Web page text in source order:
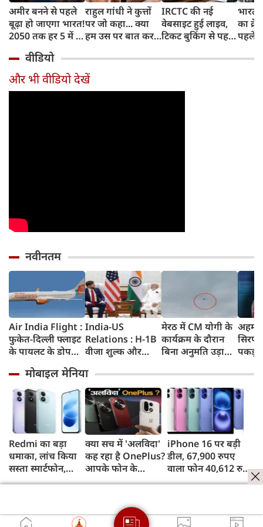
अमीर बनने से पहले
बूढ़ा हो जाएगा भारत!
2050 तक हर 5 में 1
साल से ज्यादा उम्र का
राहुल गांधी ने कुत्तों
पर जो कहा... क्या
हम उस पर बात कर
IRCTC की नई
वेबसाइट हुई लाइव,
टिकट बुकिंग से पहले
काम, जानें पूरा
भारत
का
पहले
और
वीडियो
और भी वीडियो देखें
नवीनतम
Air India Flight :
फुकेत-दिल्ली फ्लाइट
के पायलट के डोप
कहा- रिपोर्ट नहीं
मिली, टिप्पणी की
स्थिति में नहीं
India-US
Relations : H-1B
वीजा शुल्क और
अलावा PM मोदी ने
अमेरिकी उपराष्ट्रपति
जेडी वेंस किन मुद्दों पर
की चर्चा
मेरठ में CM योगी के
कार्यक्रम के दौरान
बिना अनुमति उड़ाया
को किया गिरफ्तार
सिरप
पकड़ा
रुपए
जब्त
मोबाइल मेनिया
Redmi का बड़ा
धमाका, लांच किया
सस्ता स्मार्टफोन,
8,000mAh बैटरी
क्या सच में 'अलविदा'
कह रहा है OnePlus?
आपके फोन के
अपडेट्स और वारंटी पर
iPhone 16 पर बड़ी
डील, 67,900 रुपए
वाला फोन 40,612 रुपए
में खरीदने का मौका, ऐसे